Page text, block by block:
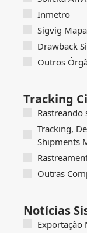
Inmetro
Sigvig Mapa
Drawback
Outros
Tracking
Rastreando
Tracking,
Shipments
Outras
Notícias
Exportação